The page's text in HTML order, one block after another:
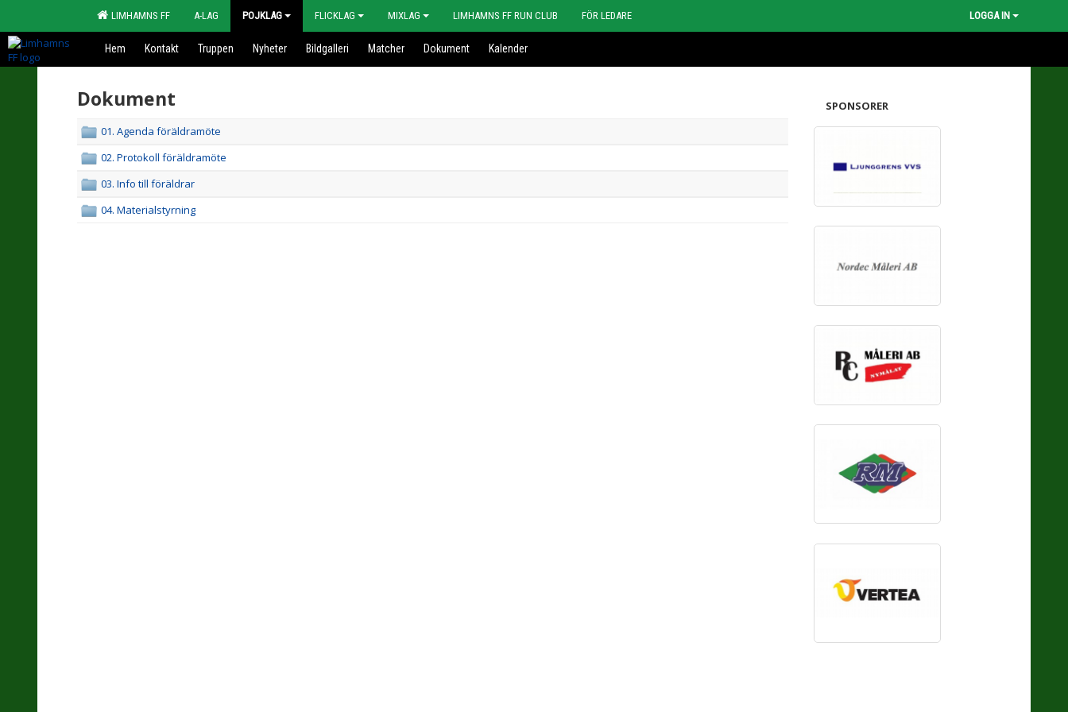
LIMHAMNS FF A-LAG POJKLAG FLICKLAG MIXLAG LIMHAMNS FF RUN CLUB FÖR LEDARE LOGGA IN
Hem Kontakt Truppen Nyheter Bildgalleri Matcher Dokument Kalender
Dokument
01. Agenda föräldramöte
02. Protokoll föräldramöte
03. Info till föräldrar
04. Materialstyrning
SPONSORER